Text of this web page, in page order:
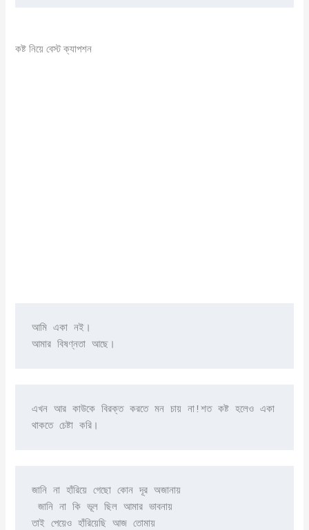
কষ্ট নিয়ে বেস্ট ক্যাপশন
আমি একা নই।
আমার বিষণ্নতা আছে।
এখন আর কাউকে বিরক্ত করতে মন চায় না!শত কষ্ট হলেও একা
থাকতে চেষ্টা করি।
জানি না হাঁরিয়ে গেছো কোন দূর অজানায়
তাই পেয়েও হাঁরিয়েছি আজ তোমায়